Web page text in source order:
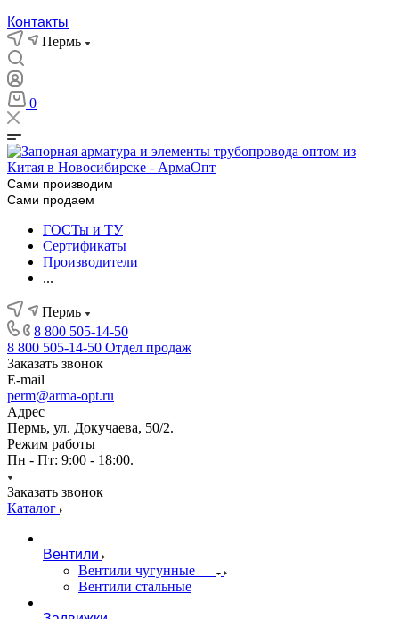
Контакты
Пермь
0
Сами производим
Сами продаем
ГОСТы и ТУ
Сертификаты
Производители
...
Пермь
8 800 505-14-50
8 800 505-14-50 Отдел продаж
Заказать звонок
E-mail
perm@arma-opt.ru
Адрес
Пермь, ул. Докучаева, 50/2.
Режим работы
Пн - Пт: 9:00 - 18:00.
Заказать звонок
Каталог
Вентили
Вентили чугунные
Вентили стальные